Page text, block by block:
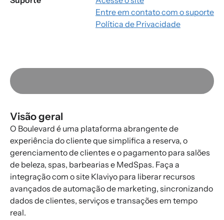
Entre em contato com o suporte
Política de Privacidade
Visão geral
O Boulevard é uma plataforma abrangente de
experiência do cliente que simplifica a reserva, o
gerenciamento de clientes e o pagamento para salões
de beleza, spas, barbearias e MedSpas. Faça a
integração com o site Klaviyo para liberar recursos
avançados de automação de marketing, sincronizando
dados de clientes, serviços e transações em tempo
real.